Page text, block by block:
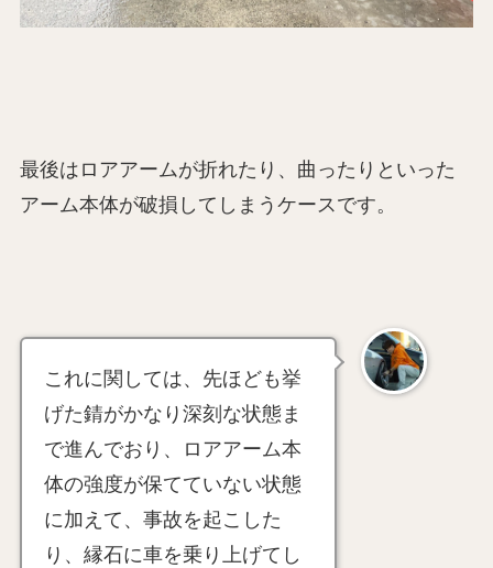
最後はロアアームが折れたり、曲ったりといった
アーム本体が破損してしまうケースです。
これに関しては、先ほども挙
げた錆がかなり深刻な状態ま
で進んでおり、ロアアーム本
体の強度が保てていない状態
に加えて、事故を起こした
り、縁石に車を乗り上げてし